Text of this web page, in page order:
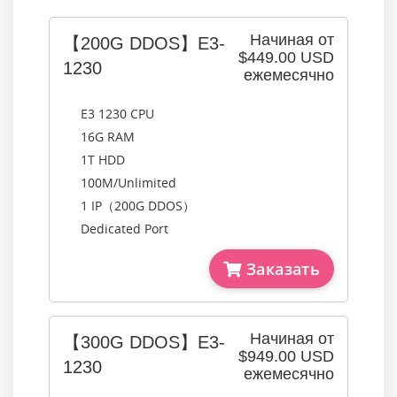
Начиная от
$449.00 USD
ежемесячно
【200G DDOS】E3-
1230
E3 1230 CPU
16G RAM
1T HDD
100M/Unlimited
1 IP（200G DDOS）
Dedicated Port
Заказать
Начиная от
$949.00 USD
ежемесячно
【300G DDOS】E3-
1230